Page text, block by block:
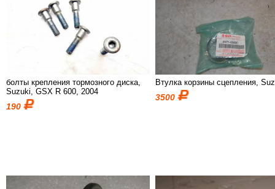
болты крепления тормозного диска,
Suzuki, GSX R 600, 2004
190
Втулка корзины сцепления,
3500